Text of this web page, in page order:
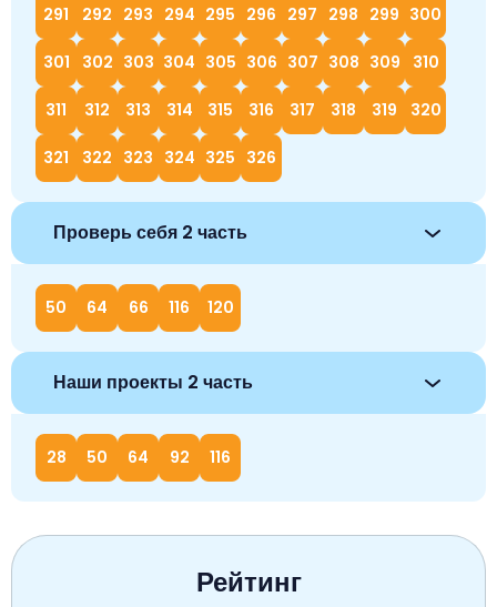
291 292 293 294 295 296 297 298 299 300
301 302 303 304 305 306 307 308 309 310
311 312 313 314 315 316 317 318 319 320
321 322 323 324 325 326
Проверь себя 2 часть
50 64 66 116 120
Наши проекты 2 часть
28 50 64 92 116
Рейтинг